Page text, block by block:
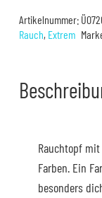
Menge
Artikelnummer:
Rauch, Extrem
Rauchtopf
Farben. Ein
besonders